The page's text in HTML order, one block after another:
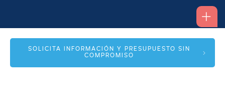
SOLICITA INFORMACIÓN Y PRESUPUESTO SIN
COMPROMISO
Alfonso I, 17 Planta 1ª